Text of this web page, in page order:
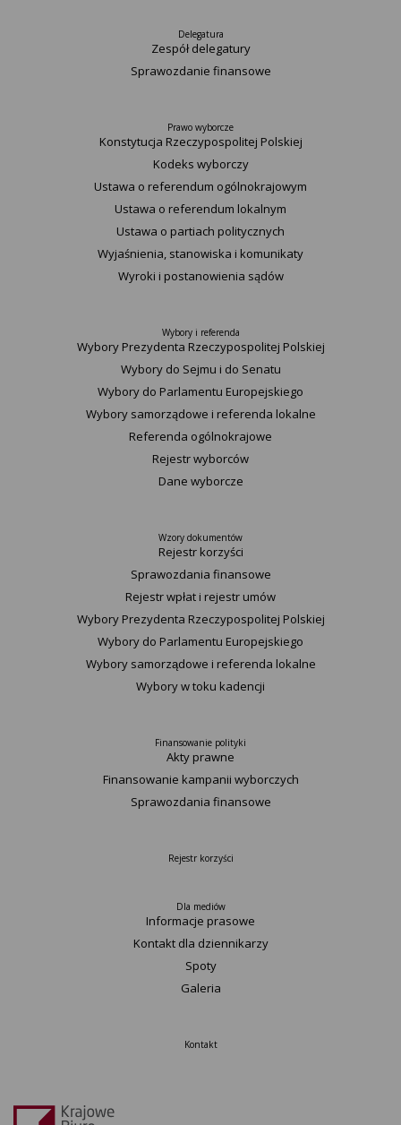
Delegatura
Zespół delegatury
Sprawozdanie finansowe
Prawo wyborcze
Konstytucja Rzeczypospolitej Polskiej​
Kodeks wyborczy
Ustawa o referendum ogólnokrajowym
Ustawa o referendum lokalnym
Ustawa o partiach politycznych
Wyjaśnienia, stanowiska i komunikaty
Wyroki i postanowienia sądów
Wybory i referenda
Wybory Prezydenta Rzeczypospolitej Polskiej
Wybory do Sejmu i do Senatu
Wybory do Parlamentu Europejskiego
Wybory samorządowe i referenda lokalne
Referenda ogólnokrajowe
Rejestr wyborców
Dane wyborcze
Wzory dokumentów
Rejestr korzyści
Sprawozdania finansowe
Rejestr wpłat i rejestr umów
Wybory Prezydenta Rzeczypospolitej Polskiej
Wybory do Parlamentu Europejskiego
Wybory samorządowe i referenda lokalne
Wybory w toku kadencji
Finansowanie polityki
Akty prawne
Finansowanie kampanii wyborczych
Sprawozdania finansowe
Rejestr korzyści
Dla mediów
Informacje prasowe
Kontakt dla dziennikarzy
Spoty
Galeria
Kontakt